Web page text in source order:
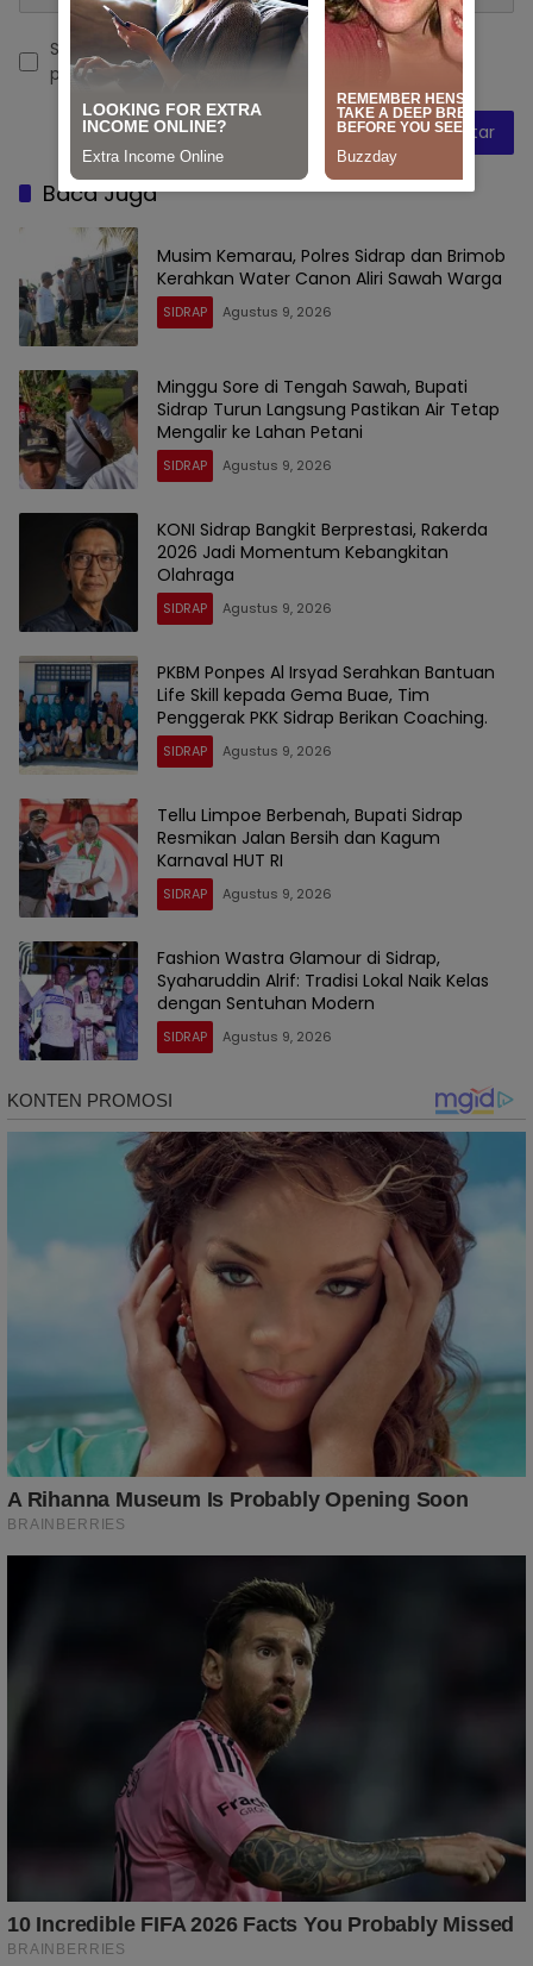
Simpan nama, email, dan situs web saya pada
peramban ini untuk komentar saya berikutnya.
Baca Juga
Musim Kemarau, Polres Sidrap dan Brimob
Kerahkan Water Canon Aliri Sawah Warga
SIDRAP Agustus 9, 2026
Minggu Sore di Tengah Sawah, Bupati
Sidrap Turun Langsung Pastikan Air Tetap
Mengalir ke Lahan Petani
SIDRAP Agustus 9, 2026
KONI Sidrap Bangkit Berprestasi, Rakerda
2026 Jadi Momentum Kebangkitan
Olahraga
SIDRAP Agustus 9, 2026
PKBM Ponpes Al Irsyad Serahkan Bantuan
Life Skill kepada Gema Buae, Tim
Penggerak PKK Sidrap Berikan Coaching.
SIDRAP Agustus 9, 2026
Tellu Limpoe Berbenah, Bupati Sidrap
Resmikan Jalan Bersih dan Kagum
Karnaval HUT RI
SIDRAP Agustus 9, 2026
Fashion Wastra Glamour di Sidrap,
Syaharuddin Alrif: Tradisi Lokal Naik Kelas
dengan Sentuhan Modern
SIDRAP Agustus 9, 2026